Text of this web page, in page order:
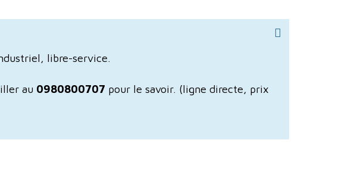
libre-service.
au 0980800707 pour le savoir. (ligne directe, prix